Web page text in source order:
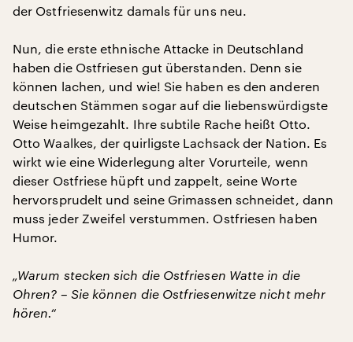
der Ostfriesenwitz damals für uns neu.
Nun, die erste ethnische Attacke in Deutschland
haben die Ostfriesen gut überstanden. Denn sie
können lachen, und wie! Sie haben es den anderen
deutschen Stämmen sogar auf die liebenswürdigste
Weise heimgezahlt. Ihre subtile Rache heißt Otto.
Otto Waalkes, der quirligste Lachsack der Nation. Es
wirkt wie eine Widerlegung alter Vorurteile, wenn
dieser Ostfriese hüpft und zappelt, seine Worte
hervorsprudelt und seine Grimassen schneidet, dann
muss jeder Zweifel verstummen. Ostfriesen haben
Humor.
„Warum stecken sich die Ostfriesen Watte in die
Ohren? – Sie können die Ostfriesenwitze nicht mehr
hören.“